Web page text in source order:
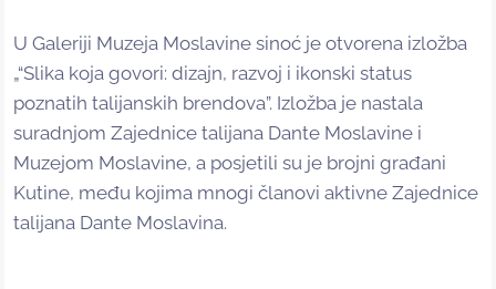
U Galeriji Muzeja Moslavine sinoć je otvorena izložba
„“Slika koja govori: dizajn, razvoj i ikonski status
poznatih talijanskih brendova”. Izložba je nastala
suradnjom Zajednice talijana Dante Moslavine i
Muzejom Moslavine, a posjetili su je brojni građani
Kutine, među kojima mnogi članovi aktivne Zajednice
talijana Dante Moslavina.